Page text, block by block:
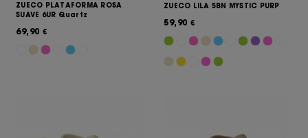
ZUECO PLATAFORMA ROSA
SUAVE 6UR Quartz
69,90 €
ZUECO LILA 5BN MYSTIC PURP
59,90 €